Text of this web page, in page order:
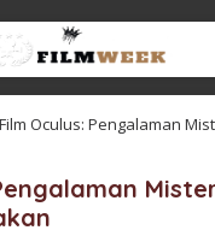
Film Oculus: Pengalaman